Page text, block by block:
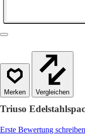
Vergleichen
Triuso
Erste Bewertung schreiben